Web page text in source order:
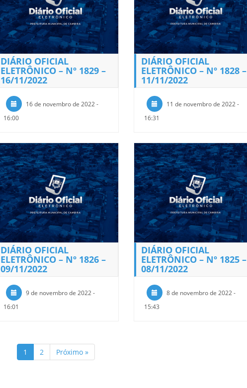
DIÁRIO OFICIAL
ELETRÔNICO – Nº 1829 –
16/11/2022
16 de novembro de 2022 -
16:00
DIÁRIO OFICIAL
ELETRÔNICO – Nº 1828 –
11/11/2022
11 de novembro de 2022 -
16:31
DIÁRIO OFICIAL
ELETRÔNICO – Nº 1826 –
09/11/2022
9 de novembro de 2022 -
16:01
DIÁRIO OFICIAL
ELETRÔNICO – Nº 1825 –
08/11/2022
8 de novembro de 2022 -
15:43
1 2 Próximo »